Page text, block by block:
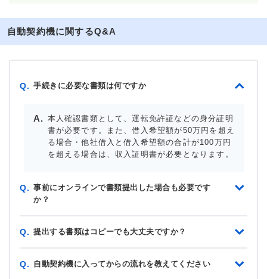
自動契約機に関するQ&A
Q. 手続きに必要な書類は何ですか
本人確認書類として、運転免許証などの身分証明
書が必要です。また、借入希望額が50万円を超え
る場合・他社借入と借入希望額の合計が100万円
を超える場合は、収入証明書が必要となります。
Q. 事前にオンラインで書類提出した場合も必要です
か？
Q. 提出する書類はコピーでも大丈夫ですか？
Q. 自動契約機に入ってからの流れを教えてください